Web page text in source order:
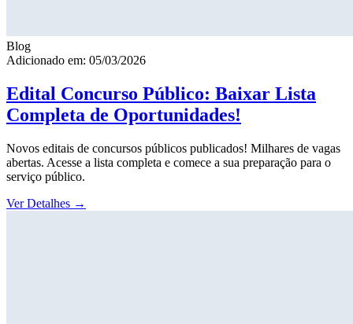
Blog
Adicionado em: 05/03/2026
Edital Concurso Público: Baixar Lista
Completa de Oportunidades!
Novos editais de concursos públicos publicados! Milhares de vagas
abertas. Acesse a lista completa e comece a sua preparação para o
serviço público.
Ver Detalhes →